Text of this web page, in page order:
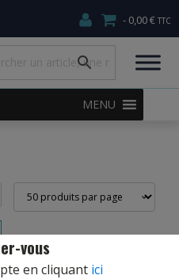
0,00 €
MENU
vous
en cliquant ici